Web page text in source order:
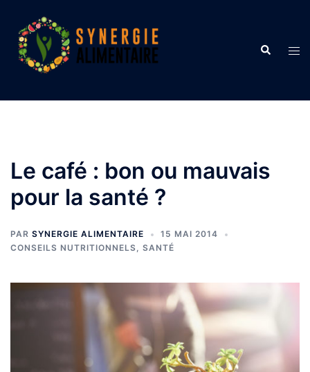
contenu
Le café : bon ou mauvais
pour la santé ?
PAR SYNERGIE ALIMENTAIRE
15 MAI 2014
CONSEILS NUTRITIONNELS, SANTÉ